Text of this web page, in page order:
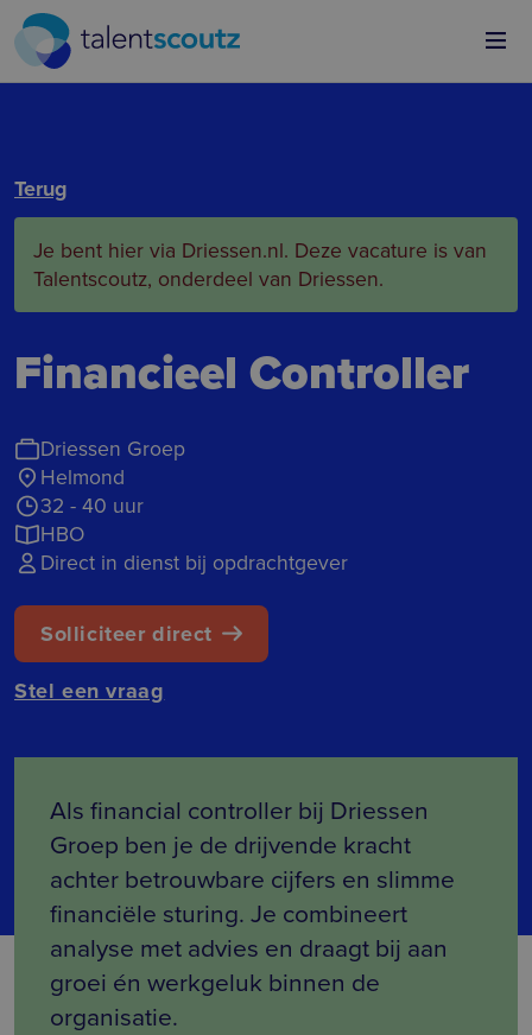
Overslaan en naar de inhoud gaan
Terug
Je bent hier via Driessen.nl. Deze vacature is van
Talentscoutz, onderdeel van Driessen.
Financieel Controller
Driessen Groep
Helmond
32 - 40 uur
HBO
Direct in dienst bij opdrachtgever
Solliciteer direct
Stel een vraag
Als financial controller bij Driessen
Groep ben je de drijvende kracht
achter betrouwbare cijfers en slimme
financiële sturing. Je combineert
analyse met advies en draagt bij aan
groei én werkgeluk binnen de
organisatie.